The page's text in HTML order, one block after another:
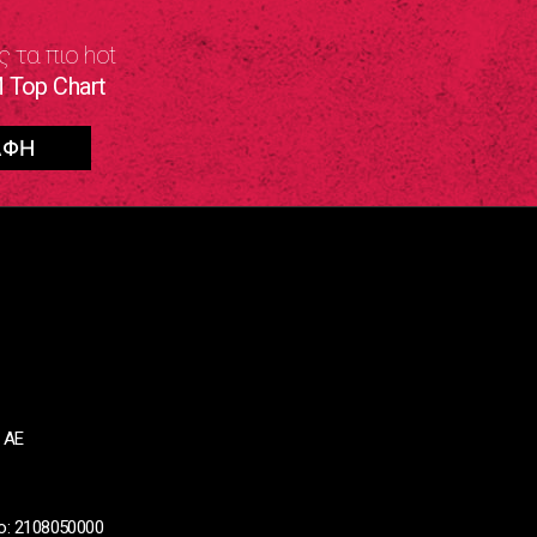
τα πιο hot
Top Chart
ΑΕ
2108050000